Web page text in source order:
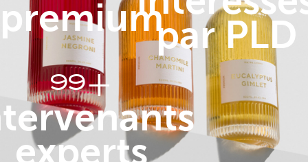
premiumpar PLD
100+
experts